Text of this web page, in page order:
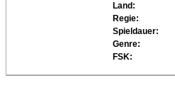
Land:
Regie:
Spieldauer:
Genre:
FSK: